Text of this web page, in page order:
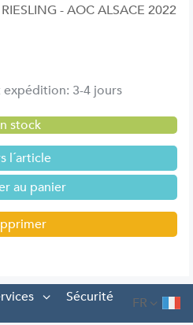
- AOC ALSACE 2022
3-4 jours
stock
l´article
FR
Sécurité